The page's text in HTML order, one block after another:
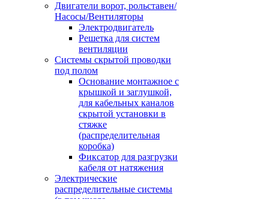
Двигатели ворот, рольставен/
Насосы/Вентиляторы
Электродвигатель
Решетка для систем
вентиляции
Системы скрытой проводки
под полом
Основание монтажное с
крышкой и заглушкой,
для кабельных каналов
скрытой установки в
стяжке
(распределительная
коробка)
Фиксатор для разгрузки
кабеля от натяжения
Электрические
распределительные системы